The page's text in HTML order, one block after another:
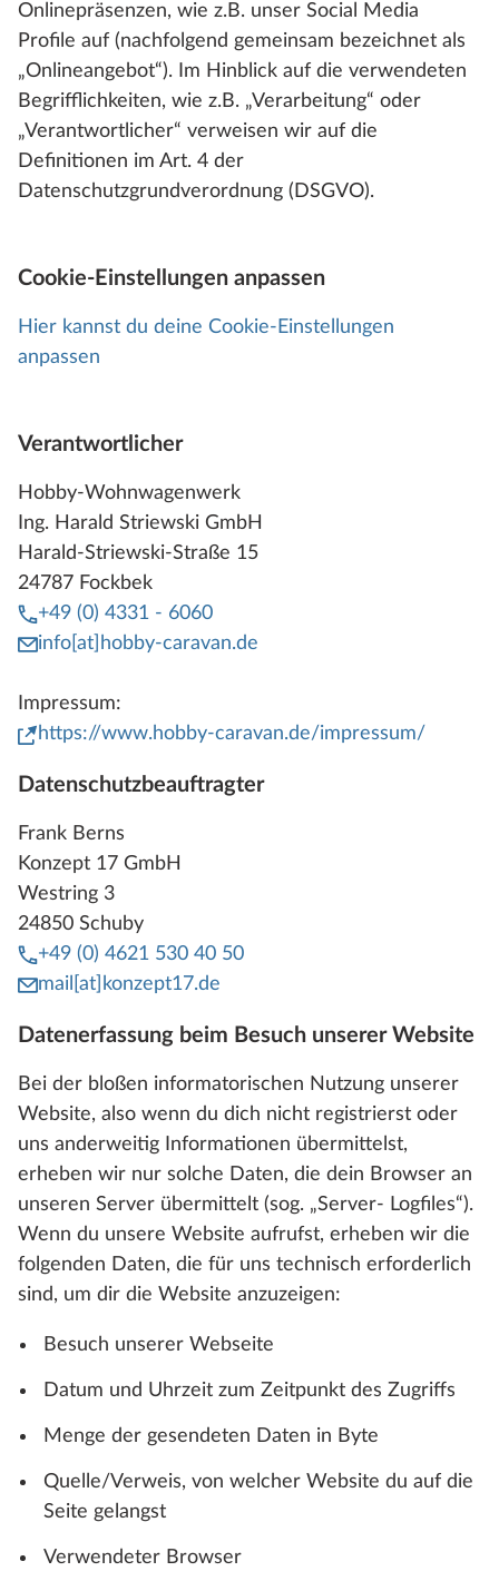
Onlinepräsenzen, wie z.B. unser Social Media
Profile auf (nachfolgend gemeinsam bezeichnet als
„Onlineangebot“). Im Hinblick auf die verwendeten
Begrifflichkeiten, wie z.B. „Verarbeitung“ oder
„Verantwortlicher“ verweisen wir auf die
Definitionen im Art. 4 der
Datenschutzgrundverordnung (DSGVO).
Cookie-Einstellungen anpassen
Hier kannst du deine Cookie-Einstellungen
anpassen
Verantwortlicher
Hobby-Wohnwagenwerk
Ing. Harald Striewski GmbH
Harald-Striewski-Straße 15
24787 Fockbek
+49 (0) 4331 - 6060
info[at]hobby-caravan.de
Impressum:
https://www.hobby-caravan.de/impressum/
Datenschutzbeauftragter
Frank Berns
Konzept 17 GmbH
Westring 3
24850 Schuby
+49 (0) 4621 530 40 50
mail[at]konzept17.de
Datenerfassung beim Besuch unserer Website
Bei der bloßen informatorischen Nutzung unserer
Website, also wenn du dich nicht registrierst oder
uns anderweitig Informationen übermittelst,
erheben wir nur solche Daten, die dein Browser an
unseren Server übermittelt (sog. „Server- Logfiles“).
Wenn du unsere Website aufrufst, erheben wir die
folgenden Daten, die für uns technisch erforderlich
sind, um dir die Website anzuzeigen:
Besuch unserer Webseite
Datum und Uhrzeit zum Zeitpunkt des Zugriffs
Menge der gesendeten Daten in Byte
Quelle/Verweis, von welcher Website du auf die
Seite gelangst
Verwendeter Browser